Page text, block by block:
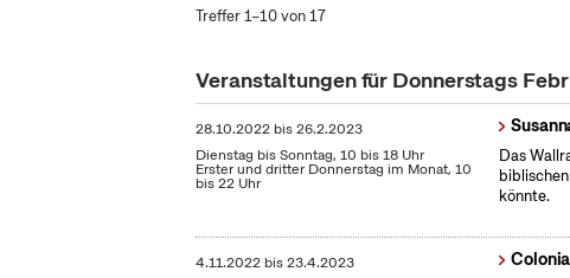
Treffer 1–10 von 17
Veranstaltungen für Donnerstags
28.10.2022 bis26.2.2023
Dienstag bis Sonntag, 10 bis 18 Uhr
Erster und dritter Donnerstag im Monat, 10
bis 22 Uhr
Das
könnte.
4.11.2022 bis23.4.2023